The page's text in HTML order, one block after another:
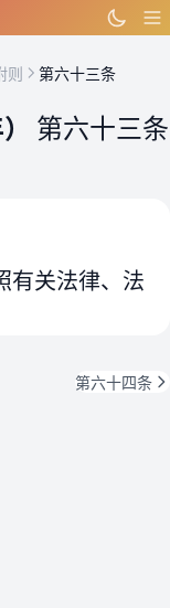
则 第六十三条
第六十三条
有关法律、法
第六十四条